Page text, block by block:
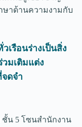
ษาด้านความงามกับ
เรือนร่างเป็นสิ่ง
มเติมแต่ง
ดจำ
ชั้น 5 โซนสำนักงาน